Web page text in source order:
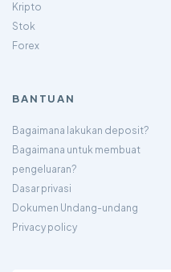
Kripto
Stok
Forex
BANTUAN
Bagaimana lakukan deposit?
Bagaimana untuk membuat
pengeluaran?
Dasar privasi
Dokumen Undang-undang
Privacy policy